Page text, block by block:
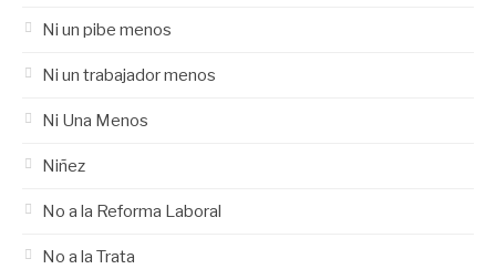
Ni un pibe menos
Ni un trabajador menos
Ni Una Menos
Niñez
No a la Reforma Laboral
No a la Trata